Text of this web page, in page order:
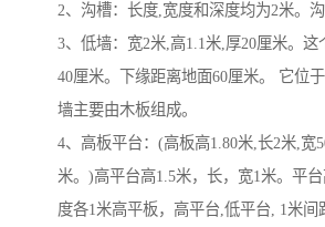
2、沟槽：长度,宽度和深度均为2米。沟
3、低墙：宽2米,高1.1米,厚20厘米。这
40厘米。下缘距离地面60厘米。 它位
墙主要由木板组成。
4、高板平台：(高板高1.80米,长2米,宽
米。)高平台高1.5米，长，宽1米。平
度各1米高平板，高平台,低平台, 1米间